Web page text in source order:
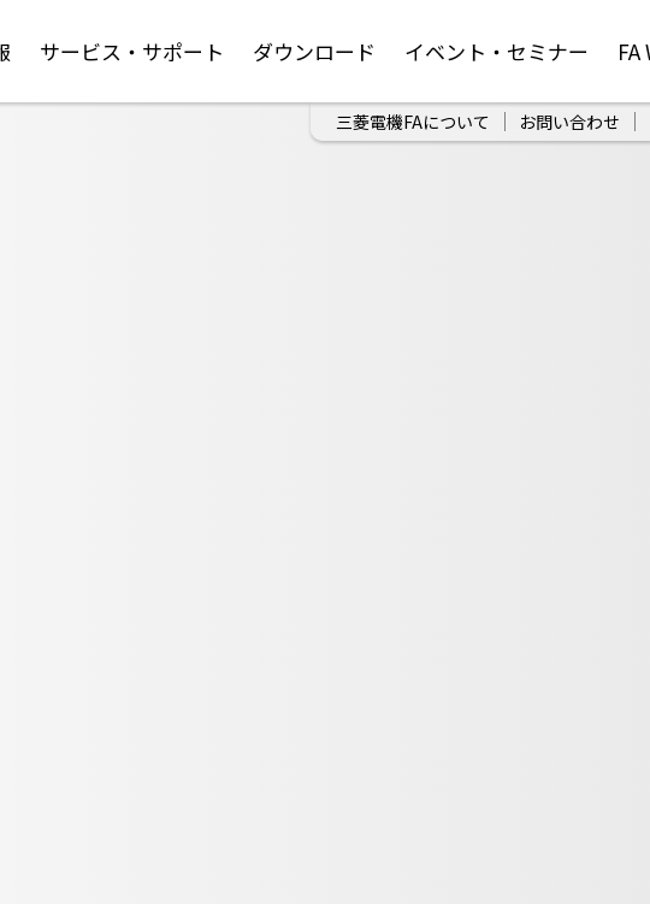
サービス・サポート ダウンロード イベント・セミナー
三菱電機FAについて お問い合わせ